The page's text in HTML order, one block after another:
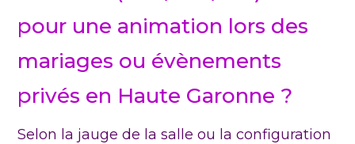
pour une animation lors des
mariages ou évènements
privés en Haute Garonne ?
Selon la jauge de la salle ou la configuration